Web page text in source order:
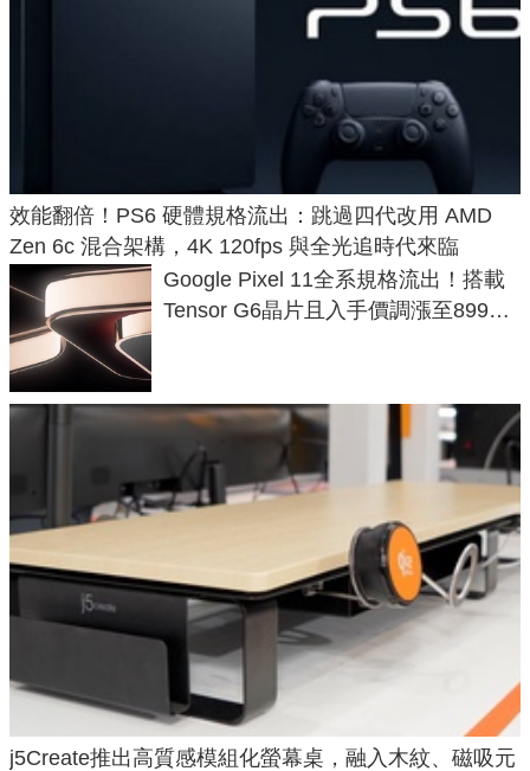
效能翻倍！PS6 硬體規格流出：跳過四代改用 AMD
Zen 6c 混合架構，4K 120fps 與全光追時代來臨
Google Pixel 11全系規格流出！搭載
Tensor G6晶片且入手價調漲至899美
j5Create推出高質感模組化螢幕桌，融入木紋、磁吸元